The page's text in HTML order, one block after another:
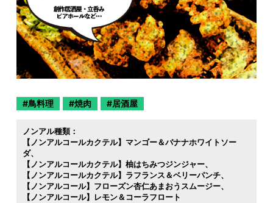
鳥料理 焼肉 居酒屋
ノンアル種類：
【ノンアルコールカクテル】マンゴー＆バナナホワイトソー
ダ
【ノンアルコールカクテル】柚はちみつジンジャー
【ノンアルコールカクテル】ラフランス＆ベリーパンチ
【ノンアルコール】フローズン杏仁あまおうスムージー
【ノンアルコール】レモン＆コーラフロート